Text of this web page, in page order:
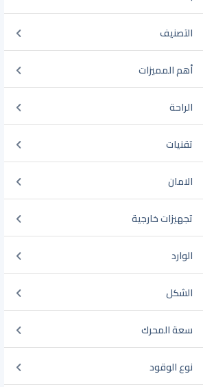
التصنيف
أهم المميزات
الراحة
تقنيات
الامان
تجهيزات خارجية
الوارد
الشكل
سعة المحرك
نوع الوقود